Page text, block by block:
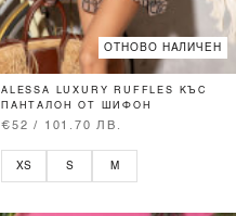
ОТНОВО НАЛИЧЕН
ALESSA LUXURY RUFFLES КЪС
ПАНТАЛОН ОТ ШИФОН
€52 / 101.70 ЛВ.
XS S M